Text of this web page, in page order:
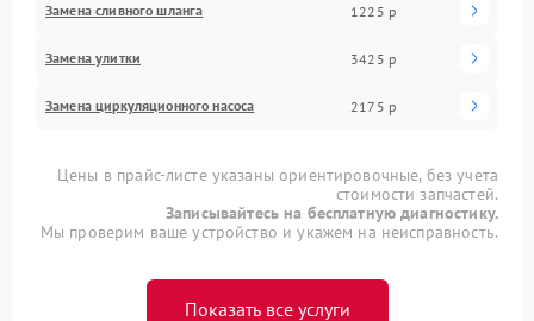
Замена сливного шланга 1225 р
Замена улитки 3425 р
Замена циркуляционного насоса 2175 р
Цены в прайс-листе указаны ориентировочные, без учета
стоимости запчастей.
Записывайтесь на бесплатную диагностику.
Мы проверим ваше устройство и укажем на неисправность.
Показать все услуги